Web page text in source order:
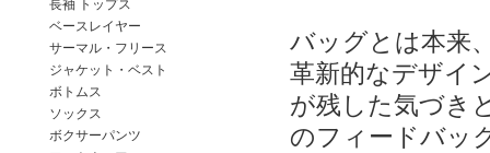
バッグとは本来
革新的なデザイ
が残した気づき
のフィードバッ